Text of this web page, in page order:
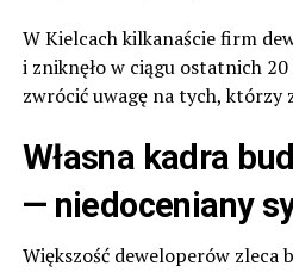
W Kielcach kilkanaście firm
i zniknęło w ciągu ostatnich
zwrócić uwagę na tych, którzy
Własna kadra
— niedoceniany
Większość deweloperów zleca